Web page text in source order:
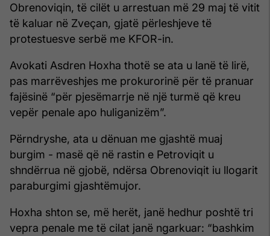
Obrenoviqin, të cilët u arrestuan më 29 maj të vitit
të kaluar në Zveçan, gjatë përleshjeve të
protestuesve serbë me KFOR-in.
Avokati Asdren Hoxha thotë se ata u lanë të lirë,
pas marrëveshjes me prokurorinë për të pranuar
fajësinë “për pjesëmarrje në një turmë që kreu
vepër penale apo huliganizëm”.
Përndryshe, ata u dënuan me gjashtë muaj
burgim - masë që në rastin e Petroviqit u
shndërrua në gjobë, ndërsa Obrenoviqit iu llogarit
paraburgimi gjashtëmujor.
Hoxha shton se, më herët, janë hedhur poshtë tri
vepra penale me të cilat janë ngarkuar: “bashkim